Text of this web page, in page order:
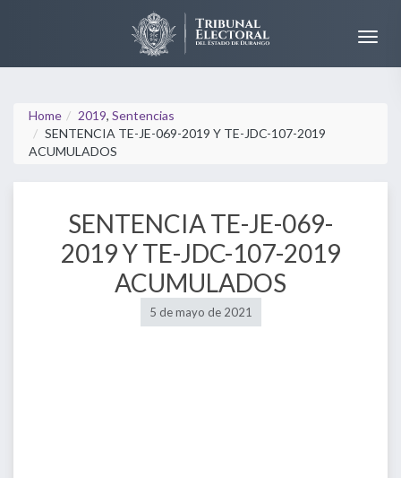
Home 2019, Sentencias
SENTENCIA TE-JE-069-2019 Y TE-JDC-107-2019
ACUMULADOS
SENTENCIA TE-JE-069-
2019 Y TE-JDC-107-2019
ACUMULADOS
5 de mayo de 2021